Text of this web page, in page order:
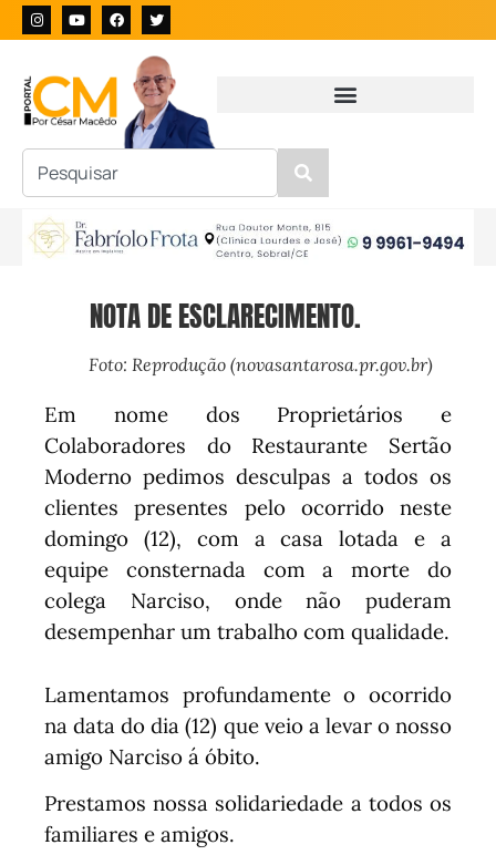
NOTA DE ESCLARECIMENTO.
Foto: Reprodução (novasantarosa.pr.gov.br)
Em nome dos Proprietários e
Colaboradores do Restaurante Sertão
Moderno pedimos desculpas a todos os
clientes presentes pelo ocorrido neste
domingo (12), com a casa lotada e a
equipe consternada com a morte do
colega Narciso, onde não puderam
desempenhar um trabalho com qualidade.
Lamentamos profundamente o ocorrido
na data do dia (12) que veio a levar o nosso
amigo Narciso á óbito.
Prestamos nossa solidariedade a todos os
familiares e amigos.